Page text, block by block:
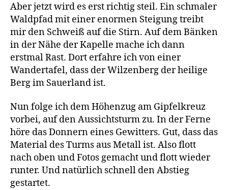
Aber jetzt wird es erst richtig steil. Ein schmaler
Waldpfad mit einer enormen Steigung treibt
mir den Schweiß auf die Stirn. Auf dem Bänken
in der Nähe der Kapelle mache ich dann
erstmal Rast. Dort erfahre ich von einer
Wandertafel, dass der Wilzenberg der heilige
Berg im Sauerland ist.
Nun folge ich dem Höhenzug am Gipfelkreuz
vorbei, auf den Aussichtsturm zu. In der Ferne
höre das Donnern eines Gewitters. Gut, dass das
Material des Turms aus Metall ist. Also flott
nach oben und Fotos gemacht und flott wieder
runter. Und natürlich schnell den Abstieg
gestartet.